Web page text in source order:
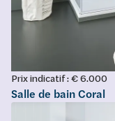
Prix indicatif : € 6.000
Salle de bain Coral